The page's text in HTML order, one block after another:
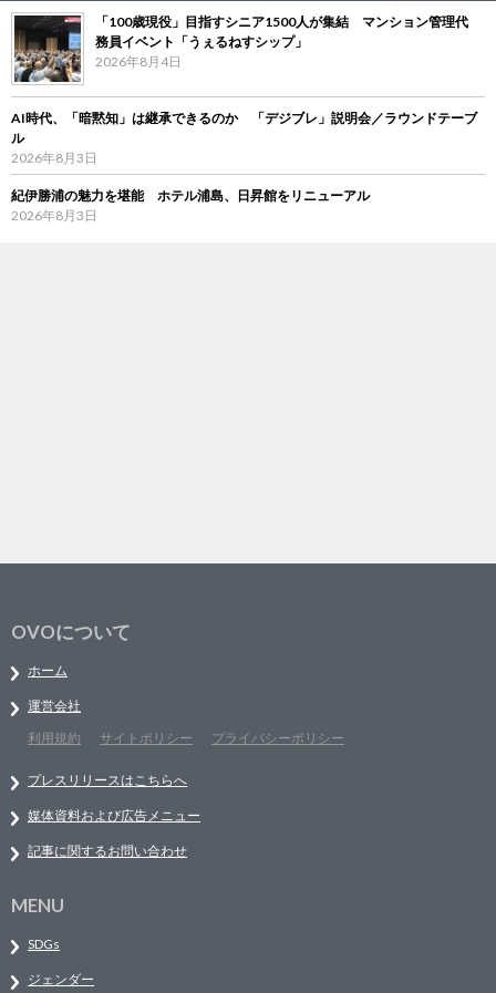
「100歳現役」目指すシニア1500人が集結 マンション管理代
務員イベント「うぇるねすシップ」
2026年8月4日
AI時代、「暗黙知」は継承できるのか 「デジブレ」説明会／ラウンドテーブ
ル
2026年8月3日
紀伊勝浦の魅力を堪能 ホテル浦島、日昇館をリニューアル
2026年8月3日
OVOについて
ホーム
運営会社
利用規約
サイトポリシー プライバシーポリシー
プレスリリースはこちらへ
媒体資料および広告メニュー
記事に関するお問い合わせ
MENU
SDGs
ジェンダー